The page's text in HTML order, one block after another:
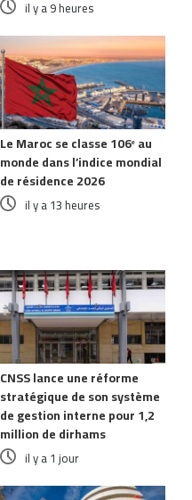
il y a 9 heures
Le Maroc se classe 106ᵉ au
monde dans l’indice mondial
de résidence 2026
il y a 13 heures
CNSS lance une réforme
stratégique de son système
de gestion interne pour 1,2
million de dirhams
il y a 1 jour